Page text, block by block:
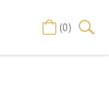
(0)